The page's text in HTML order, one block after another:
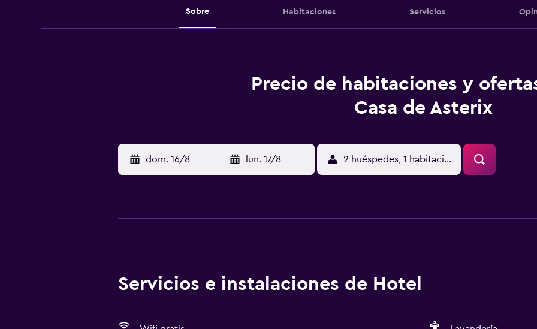
Sobre Habitaciones Servicios
Precio de habitaciones y
Casa de Asterix
dom. 16/8 - lun. 17/8 2 huéspedes, 1 habitación
Servicios e instalaciones de Hotel